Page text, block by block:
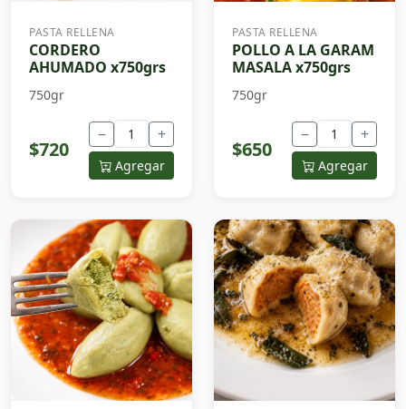
PASTA RELLENA
CORDERO
AHUMADO x750grs
750gr
$720
− +
Agregar
PASTA RELLENA
POLLO A LA GARAM
MASALA x750grs
750gr
$650
− +
Agregar